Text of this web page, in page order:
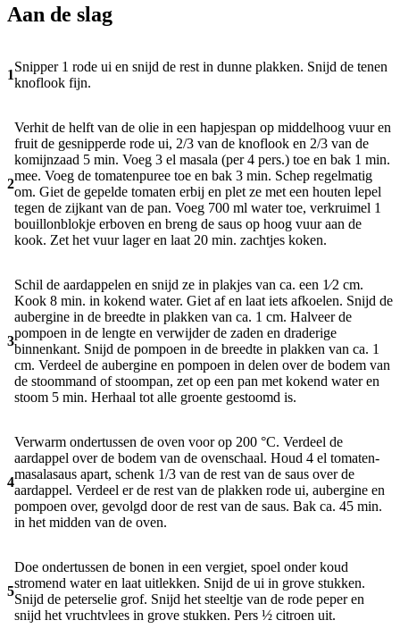
Aan de slag
1
Snipper 1 rode ui en snijd de rest in dunne plakken. Snijd de tenen
knoflook fijn.
2
Verhit de helft van de olie in een hapjespan op middelhoog vuur en
fruit de gesnipperde rode ui, 2/3 van de knoflook en 2/3 van de
komijnzaad 5 min. Voeg 3 el masala (per 4 pers.) toe en bak 1 min.
mee. Voeg de tomatenpuree toe en bak 3 min. Schep regelmatig
om. Giet de gepelde tomaten erbij en plet ze met een houten lepel
tegen de zijkant van de pan. Voeg 700 ml water toe, verkruimel 1
bouillonblokje erboven en breng de saus op hoog vuur aan de
kook. Zet het vuur lager en laat 20 min. zachtjes koken.
3
Schil de aardappelen en snijd ze in plakjes van ca. een 1⁄2 cm.
Kook 8 min. in kokend water. Giet af en laat iets afkoelen. Snijd de
aubergine in de breedte in plakken van ca. 1 cm. Halveer de
pompoen in de lengte en verwijder de zaden en draderige
binnenkant. Snijd de pompoen in de breedte in plakken van ca. 1
cm. Verdeel de aubergine en pompoen in delen over de bodem van
de stoommand of stoompan, zet op een pan met kokend water en
stoom 5 min. Herhaal tot alle groente gestoomd is.
4
Verwarm ondertussen de oven voor op 200 °C. Verdeel de
aardappel over de bodem van de ovenschaal. Houd 4 el tomaten-
masalasaus apart, schenk 1/3 van de rest van de saus over de
aardappel. Verdeel er de rest van de plakken rode ui, aubergine en
pompoen over, gevolgd door de rest van de saus. Bak ca. 45 min.
in het midden van de oven.
5
Doe ondertussen de bonen in een vergiet, spoel onder koud
stromend water en laat uitlekken. Snijd de ui in grove stukken.
Snijd de peterselie grof. Snijd het steeltje van de rode peper en
snijd het vruchtvlees in grove stukken. Pers ½ citroen uit.